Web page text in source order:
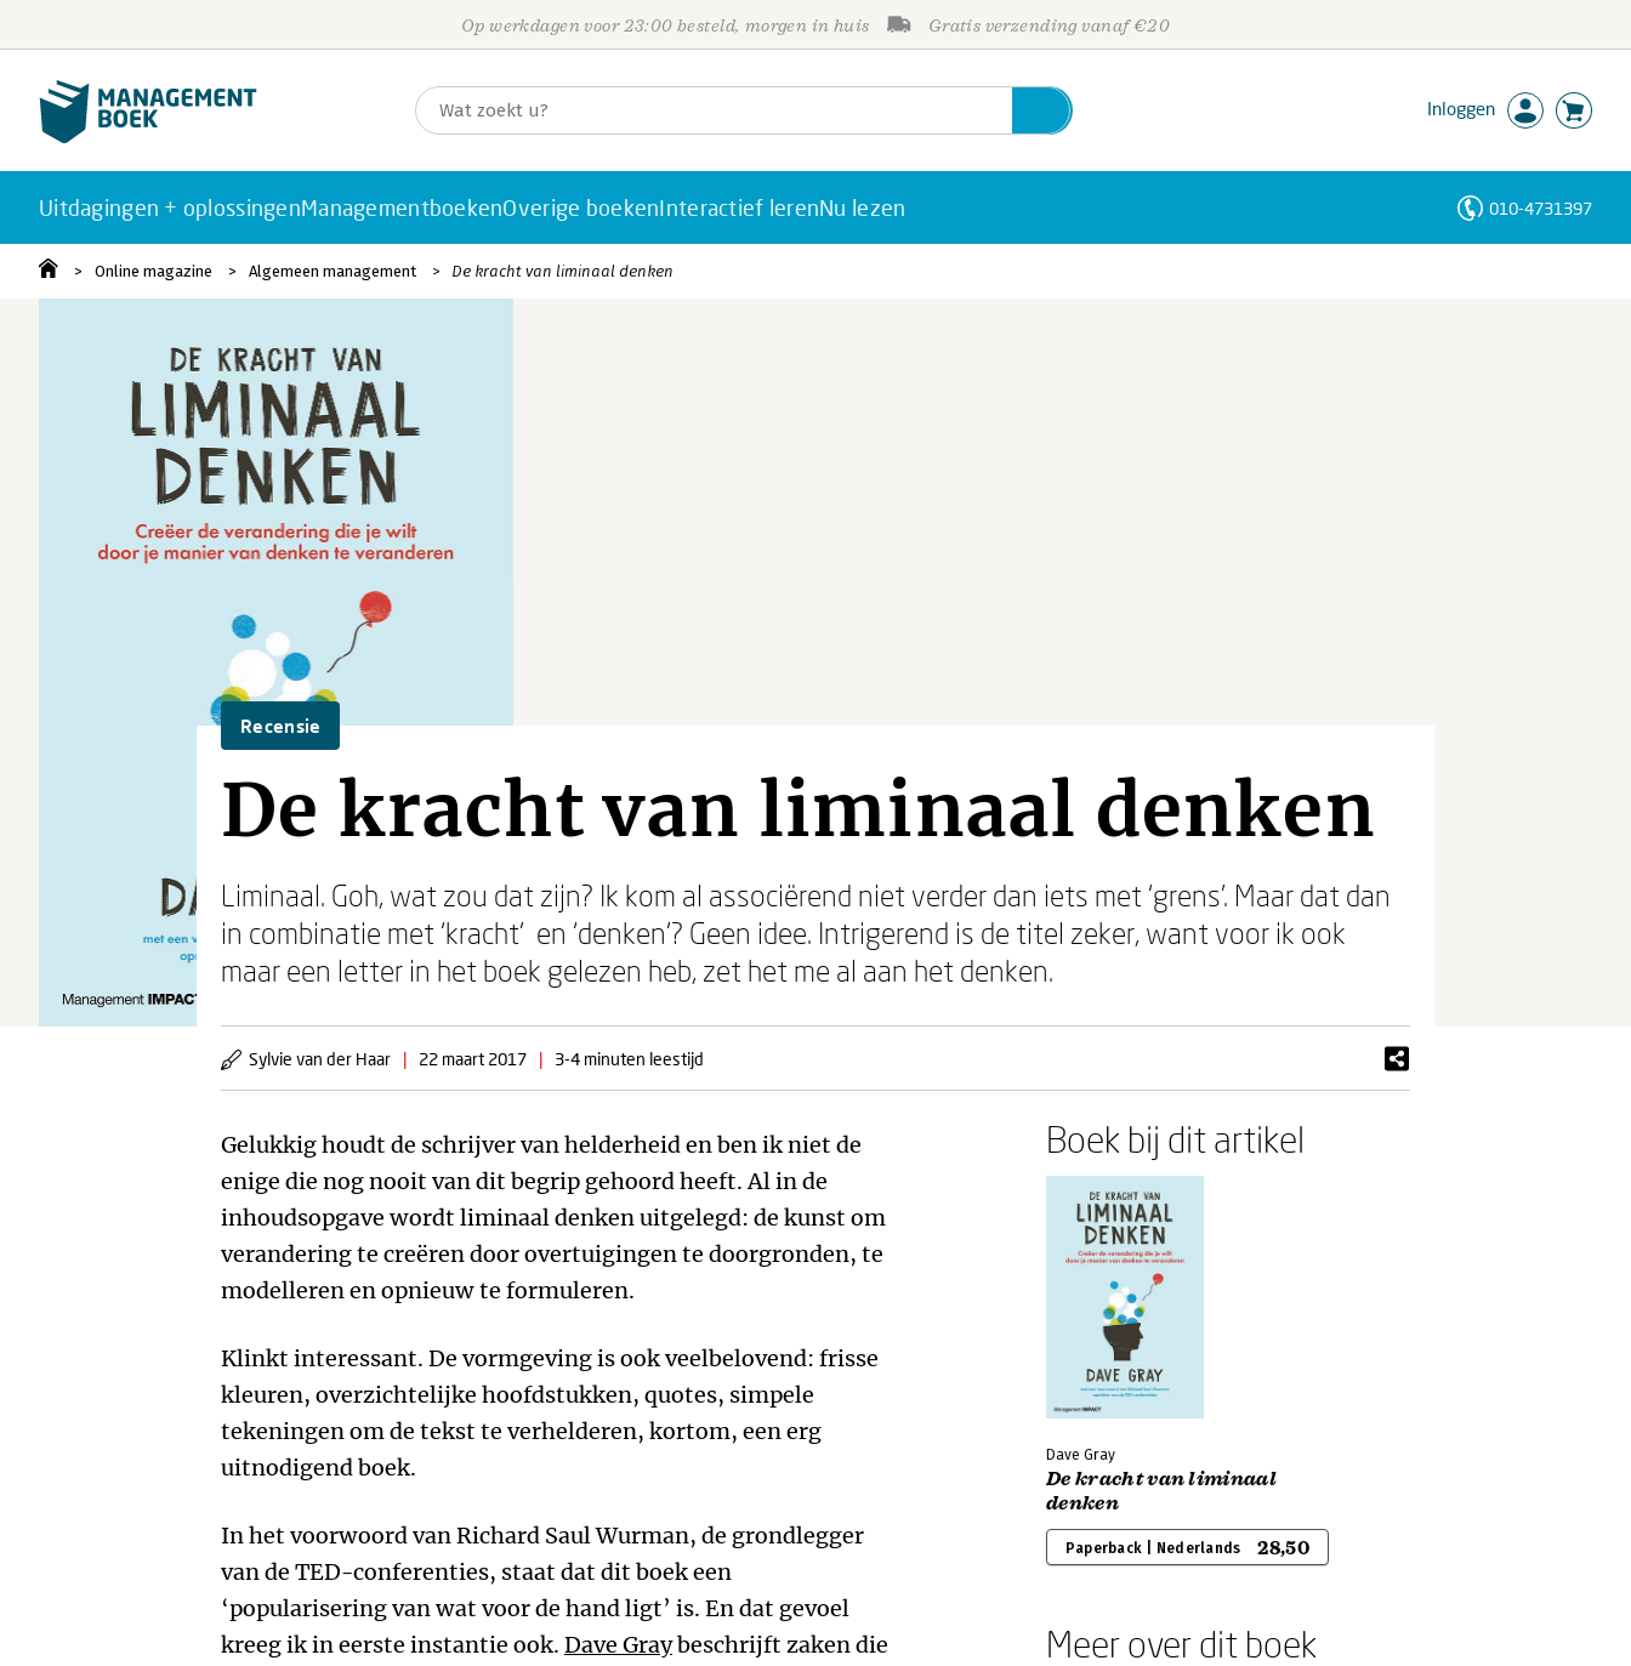
Op werkdagen voor 23:00 besteld, morgen in huis Gratis verzending vanaf €20
Inloggen
Uitdagingen + oplossingenManagementboekenOverige boekenInteractief lerenNu lezen 010-4731397
Online magazine Algemeen management De kracht van liminaal denken
Recensie
De kracht van liminaal denken
Liminaal. Goh, wat zou dat zijn? Ik kom al associërend niet verder dan iets met ‘grens’. Maar dat dan
in combinatie met ‘kracht’ en ‘denken’? Geen idee. Intrigerend is de titel zeker, want voor ik ook
maar een letter in het boek gelezen heb, zet het me al aan het denken.
Sylvie van der Haar | 22 maart 2017 | 3-4 minuten leestijd
Gelukkig houdt de schrijver van helderheid en ben ik niet de
enige die nog nooit van dit begrip gehoord heeft. Al in de
inhoudsopgave wordt liminaal denken uitgelegd: de kunst om
verandering te creëren door overtuigingen te doorgronden, te
modelleren en opnieuw te formuleren.
Klinkt interessant. De vormgeving is ook veelbelovend: frisse
kleuren, overzichtelijke hoofdstukken, quotes, simpele
tekeningen om de tekst te verhelderen, kortom, een erg
uitnodigend boek.
In het voorwoord van Richard Saul Wurman, de grondlegger
van de TED-conferenties, staat dat dit boek een
‘popularisering van wat voor de hand ligt’ is. En dat gevoel
kreeg ik in eerste instantie ook. Dave Graybeschrijft zaken die
Boek bij dit artikel
Dave Gray
De kracht van liminaal
denken
Paperback | Nederlands 28,50
Meer over dit boek
Personen